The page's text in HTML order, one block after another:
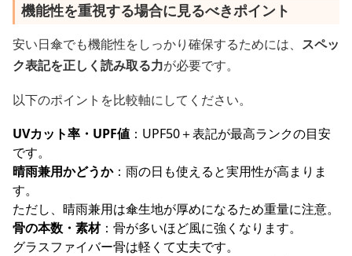
機能性を重視する場合に見るべきポイント
安い日傘でも機能性をしっかり確保するためには、 スペッ
ク表記を正しく読み取る力が必要です。
以下のポイントを比較軸にしてください。
UVカット率・UPF値 ：UPF50＋表記が最高ランクの目安
です。
晴雨兼用かどうか：雨の日も使えると実用性が高まりま
す。
ただし、晴雨兼用は傘生地が厚めになるため重量に注意。
骨の本数・素材：骨が多いほど風に強くなります。
グラスファイバー骨は軽くて丈夫です。